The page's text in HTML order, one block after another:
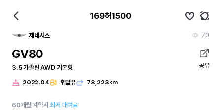
169허1500
제네시스 70
GV80
3.5 가솔린 AWD 기본형 공유
2022.04 휘발유 78,223km
60개월 계약시최저 대여료